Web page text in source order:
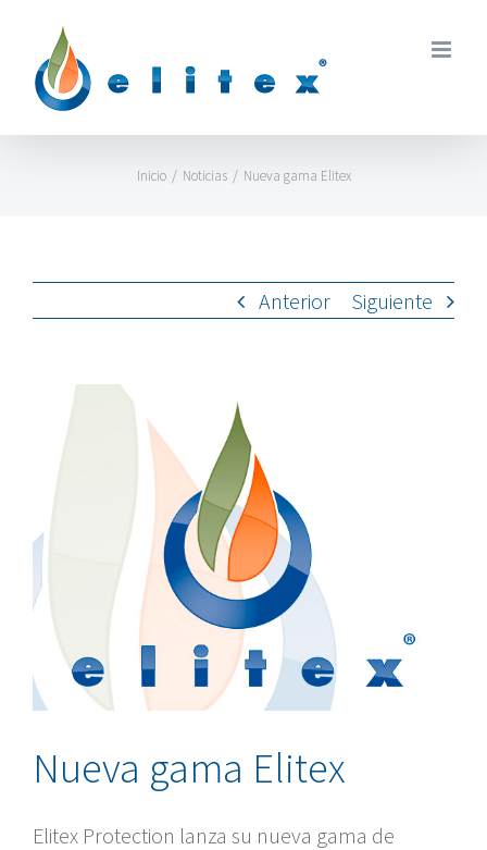
content
Inicio / Noticias / Nueva gama Elitex
Anterior Siguiente
Larger
Image
Nueva gama Elitex
Elitex Protection lanza su nueva gama de